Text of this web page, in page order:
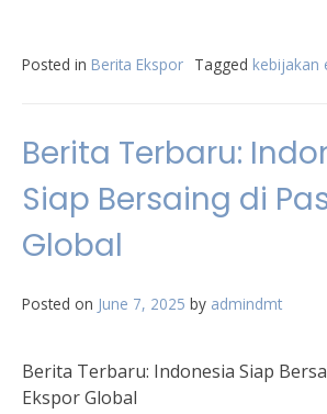
Posted in Berita Ekspor Tagged kebijakan
Berita Terbaru:
Siap Bersaing di
Global
Posted on June 7, 2025 by admindmt
Berita Terbaru: Indonesia Siap
Ekspor Global